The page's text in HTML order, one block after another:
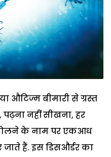
औटिज्म बीमारी से ग्रस्त
नहीं सीखना, हर
के नाम पर एकआध
जाते हैं. इस डिसऔर्डर का